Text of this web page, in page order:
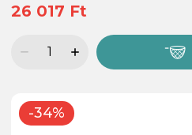
26 017 Ft
-34%